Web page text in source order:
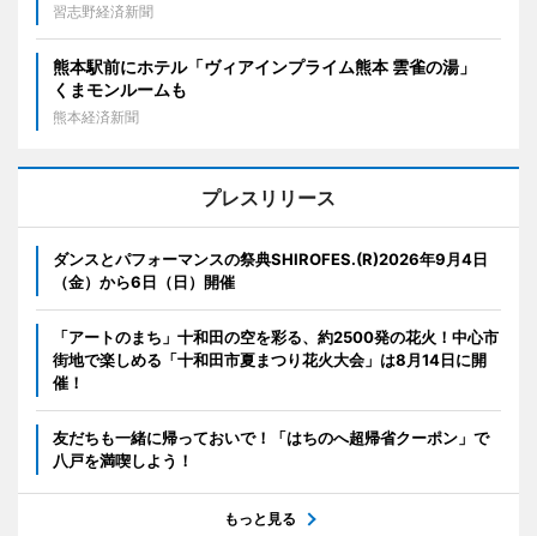
習志野経済新聞
熊本駅前にホテル「ヴィアインプライム熊本 雲雀の湯」
くまモンルームも
熊本経済新聞
プレスリリース
ダンスとパフォーマンスの祭典SHIROFES.(R)2026年9月4日
（金）から6日（日）開催
「アートのまち」十和田の空を彩る、約2500発の花火！中心市
街地で楽しめる「十和田市夏まつり花火大会」は8月14日に開
催！
友だちも一緒に帰っておいで！「はちのへ超帰省クーポン」で
八戸を満喫しよう！
もっと見る